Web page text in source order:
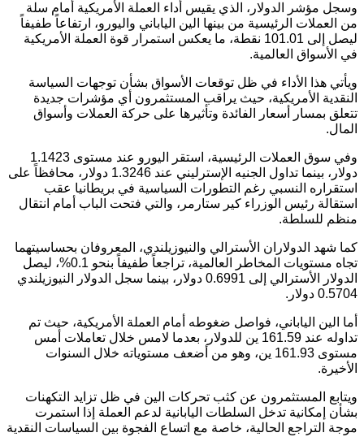
وسجل مؤشر الدولار، الذي يقيس أداء العملة الأمريكية أمام سلة
من العملات الرئيسية من بينها الين الياباني واليورو، ارتفاعاً طفيفاً
ليصل إلى 101.01 نقطة، ما يعكس استمرار قوة العملة الأمريكية
في الأسواق العالمية.
ويأتي هذا الأداء في ظل توقعات الأسواق بشأن توجهات السياسة
النقدية الأمريكية، حيث يراقب المستثمرون أي مؤشرات جديدة
تتعلق بمسار أسعار الفائدة وتأثيرها على حركة العملات وأسواق
المال.
وفي سوق العملات الرئيسية، استقر اليورو عند مستوى 1.1423
دولار، بينما تداول الجنيه الإسترليني عند 1.3246 دولار، محافظاً على
استقراره النسبي رغم التطورات السياسية في بريطانيا عقب
استقالة رئيس الوزراء كير ستارمر، والتي فتحت الباب أمام انتقال
منظم للسلطة.
كما شهد الدولاران الأسترالي والنيوزيلندي، المعروفان بحساسيتهما
تجاه مستويات المخاطر العالمية، تراجعاً طفيفاً بنحو 0.1%، ليصل
الدولار الأسترالي إلى 0.6991 دولار، بينما سجل الدولار النيوزيلندي
0.5704 دولار.
أما الين الياباني، فواصل ضغوطه أمام العملة الأمريكية، حيث تم
تداوله عند 161.59 ين للدولار، بعدما لامس خلال تعاملات أمس
مستوى 161.93 ين، وهو من أضعف مستوياته خلال السنوات
الأخيرة.
ويتابع المستثمرون عن كثب تحركات الين في ظل تزايد التكهنات
بشأن إمكانية تدخل السلطات اليابانية لدعم العملة إذا استمرت
موجة التراجع الحالية، خاصة مع اتساع الفجوة بين السياسات النقدية